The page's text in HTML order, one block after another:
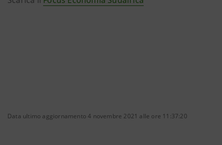
Data ultimo aggiornamento 4 novembre 2021 alle ore 11:37:20